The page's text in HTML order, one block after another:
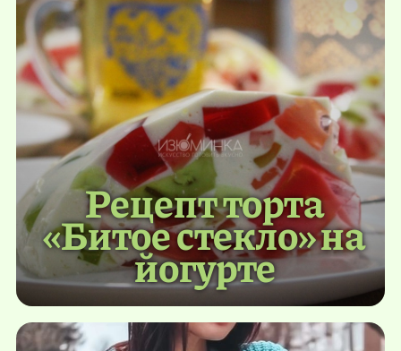
Рецепт торта
«Битое стекло» на
йогурте